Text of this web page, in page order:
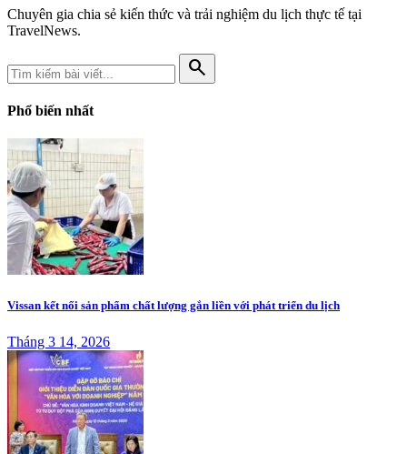
Chuyên gia chia sẻ kiến thức và trải nghiệm du lịch thực tế tại
TravelNews.
search
Phổ biến nhất
Vissan kết nối sản phẩm chất lượng gắn liền với phát triển du lịch
Tháng 3 14, 2026